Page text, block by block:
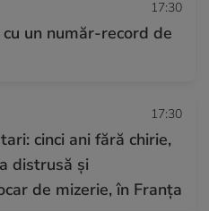
17:30
un număr-record de
17:30
cinci ani fără chirie,
distrusă și
de mizerie, în Franța